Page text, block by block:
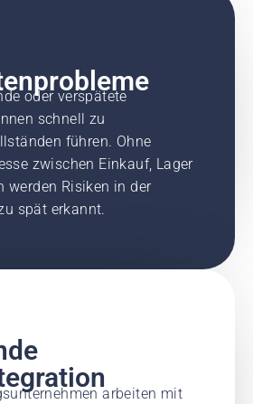
oder verspätete
schnell zu
führen. Ohne
zwischen Einkauf, Lager
werden Risiken in der
spät erkannt.
arbeiten mit